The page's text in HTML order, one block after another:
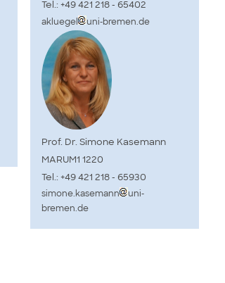
Tel.: +49 421 218 - 65402
akluegel uni-bremen.de
Prof. Dr. Simone Kasemann
MARUM1 1220
Tel.: +49 421 218 - 65930
simone.kasemann
uni-
bremen.de